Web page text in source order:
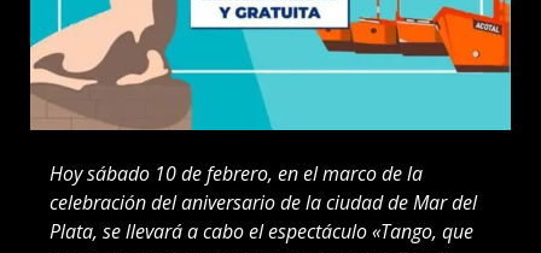
Hoy sábado 10 de febrero, en el marco de la
celebración del aniversario de la ciudad de Mar del
Plata, se llevará a cabo el espectáculo «Tango, que